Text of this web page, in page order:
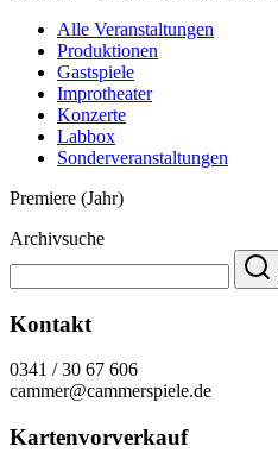
Alle Veranstaltungen
Produktionen
Gastspiele
Improtheater
Konzerte
Labbox
Sonderveranstaltungen
Premiere (Jahr)
Archivsuche
Kontakt
0341 / 30 67 606
cammer@cammerspiele.de
Kartenvorverkauf